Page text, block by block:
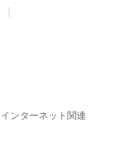
インターネット関連